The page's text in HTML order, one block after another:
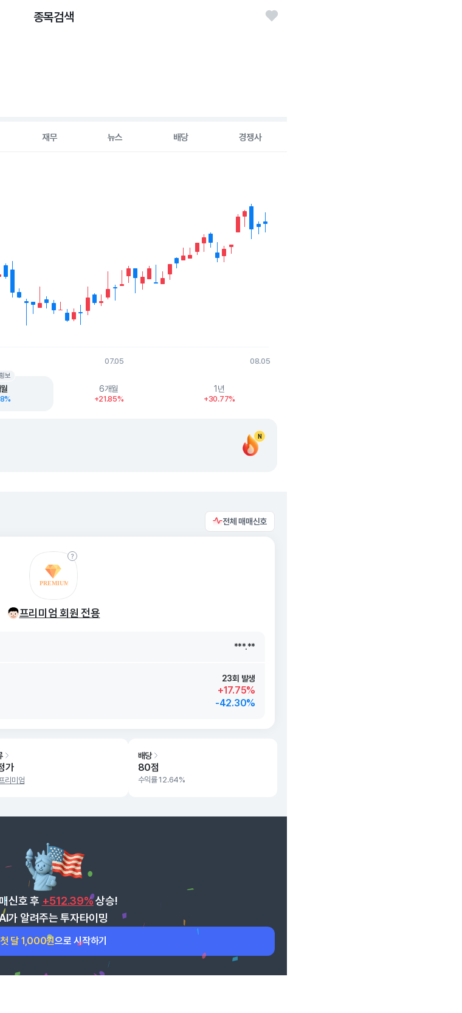
종목검색
재무 뉴스 배당 경쟁사
ranges from 2026-05-06 00:00:00 to 2026-08-05 00:00:00.
ranges from 107 to 134.
07.05 08.05
보
6개월
+21.85%
1년
+30.77%
N
전체 매매신호
프리미엄 회원 전용
***.**
23회 발생
+17.75%
-42.30%
가
리미엄
배당
80점
수익률 12.64%
신호 후 +512.39%상승!
가 알려주는 투자타이밍
첫 달 1,000원으로 시작하기